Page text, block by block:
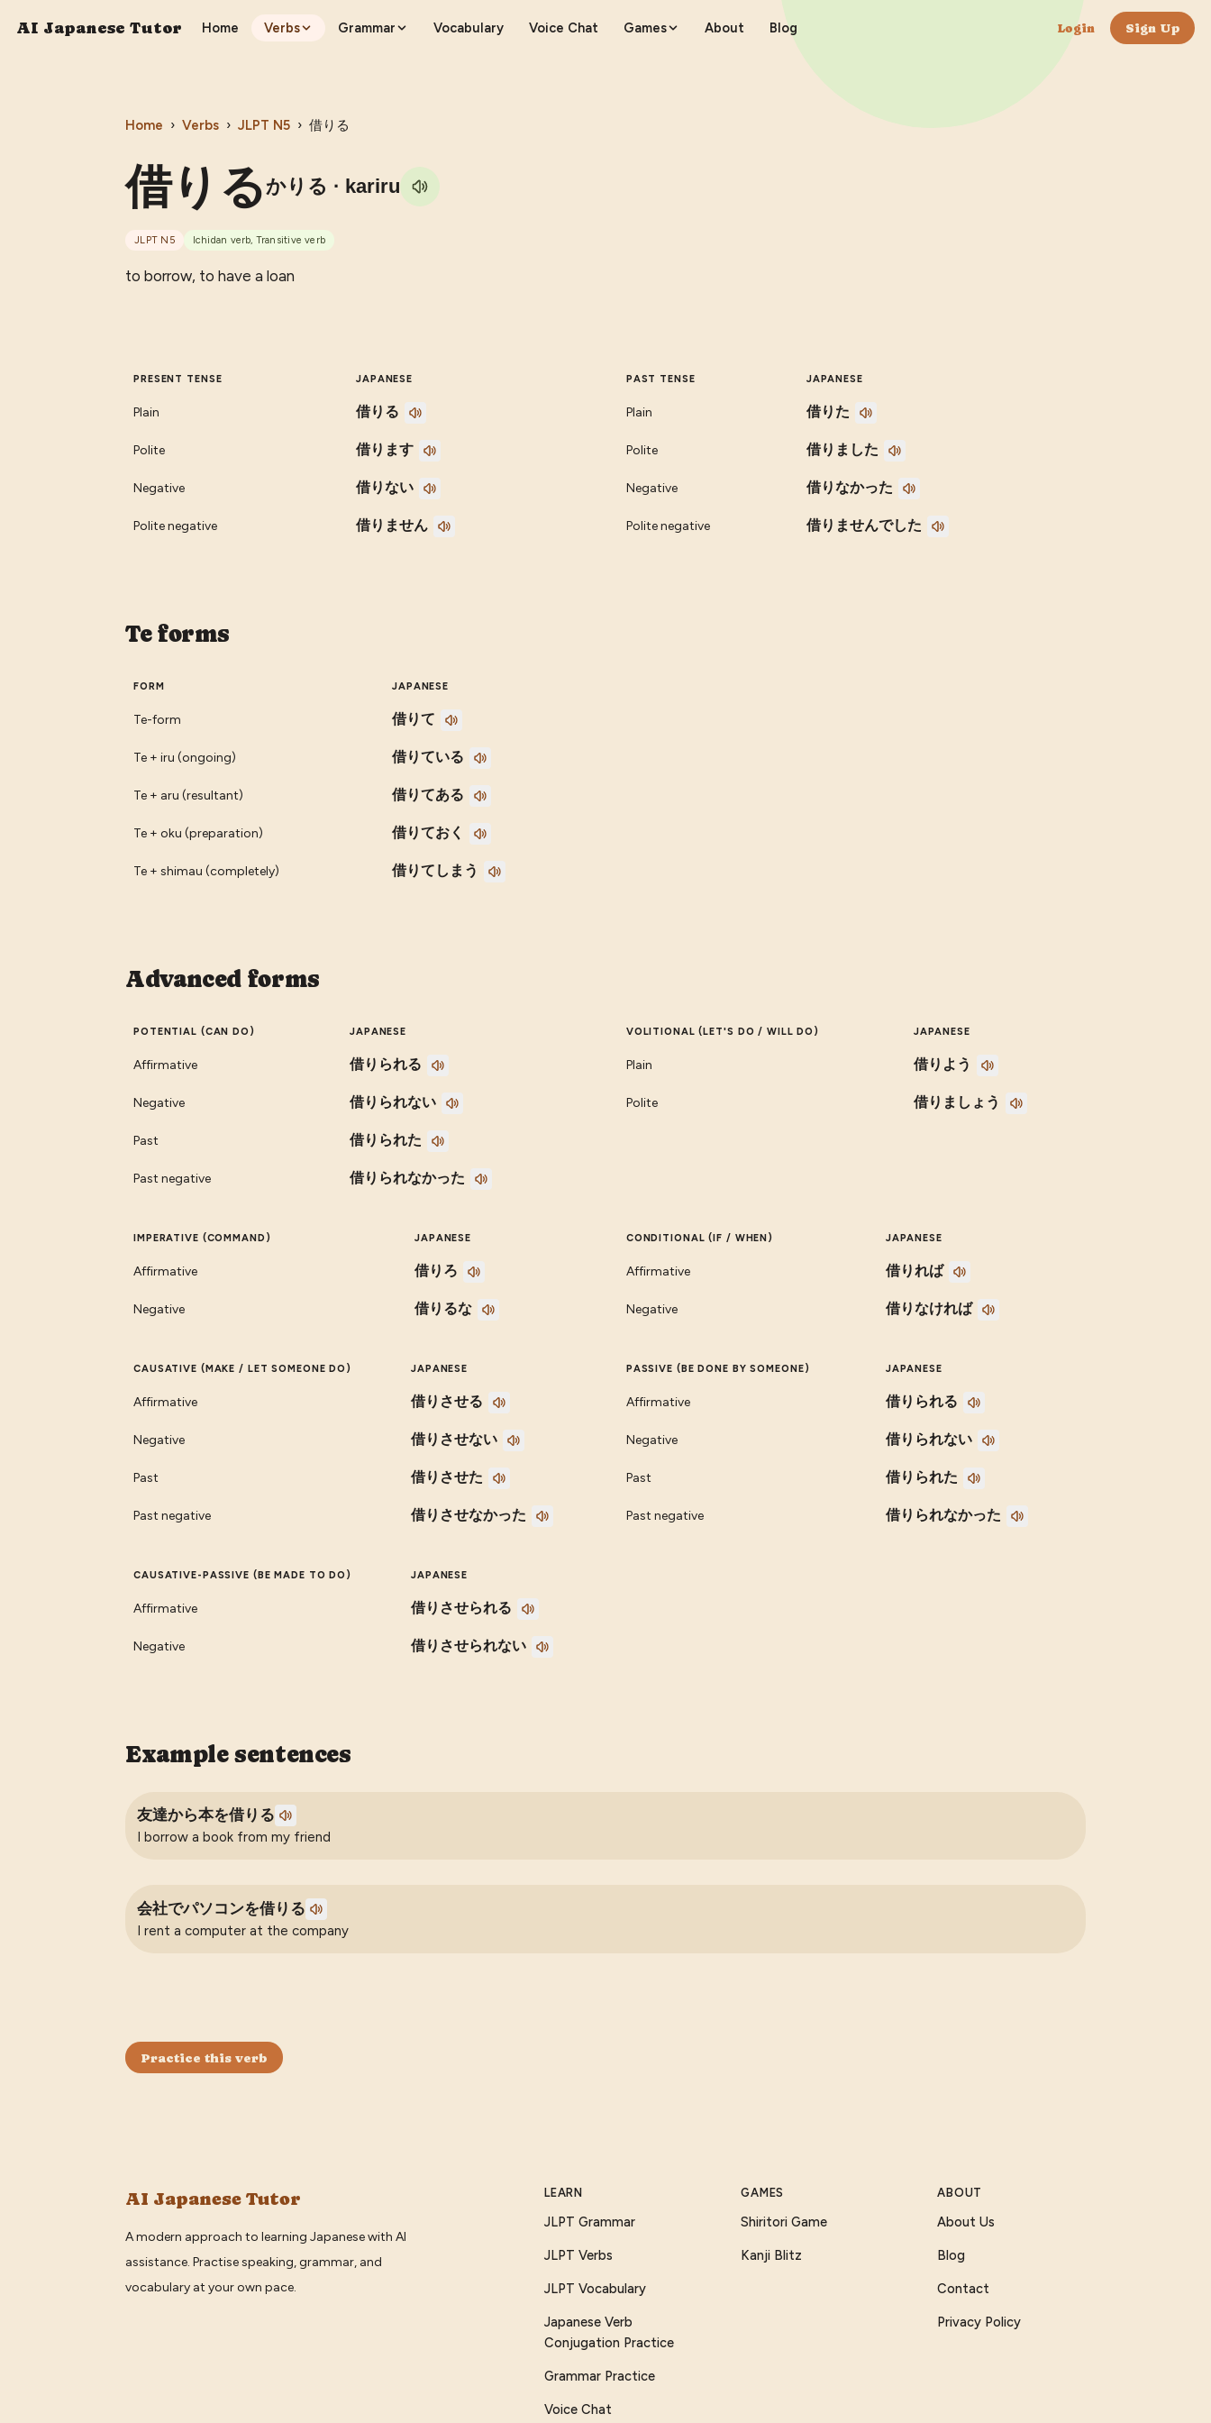
AI Japanese Tutor Home Verbs Grammar Vocabulary Voice Chat Games About Blog Login Sign Up
Home › Verbs › JLPT N5 › 借りる
借りる かりる · kariru
JLPT N5 Ichidan verb, Transitive verb
to borrow, to have a loan
PRESENT TENSE JAPANESE
Plain 借りる
Polite 借ります
Negative 借りない
Polite negative 借りません
PAST TENSE JAPANESE
Plain 借りた
Polite 借りました
Negative 借りなかった
Polite negative 借りませんでした
Te forms
FORM JAPANESE
Te-form 借りて
Te + iru (ongoing) 借りている
Te + aru (resultant) 借りてある
Te + oku (preparation) 借りておく
Te + shimau (completely) 借りてしまう
Advanced forms
POTENTIAL (CAN DO) JAPANESE
Affirmative 借りられる
Negative 借りられない
Past 借りられた
Past negative 借りられなかった
VOLITIONAL (LET'S DO / WILL DO) JAPANESE
Plain 借りよう
Polite 借りましょう
IMPERATIVE (COMMAND) JAPANESE
Affirmative 借りろ
Negative 借りるな
CONDITIONAL (IF / WHEN) JAPANESE
Affirmative 借りれば
Negative 借りなければ
CAUSATIVE (MAKE / LET SOMEONE DO) JAPANESE
Affirmative 借りさせる
Negative 借りさせない
Past 借りさせた
Past negative 借りさせなかった
PASSIVE (BE DONE BY SOMEONE) JAPANESE
Affirmative 借りられる
Negative 借りられない
Past 借りられた
Past negative 借りられなかった
CAUSATIVE-PASSIVE (BE MADE TO DO) JAPANESE
Affirmative 借りさせられる
Negative 借りさせられない
Example sentences
友達から本を借りる
I borrow a book from my friend
会社でパソコンを借りる
I rent a computer at the company
Practice this verb
AI Japanese Tutor
A modern approach to learning Japanese with AI
assistance. Practise speaking, grammar, and
vocabulary at your own pace.
LEARN
JLPT Grammar
JLPT Verbs
JLPT Vocabulary
Japanese Verb
Conjugation Practice
Grammar Practice
Voice Chat
GAMES
Shiritori Game
Kanji Blitz
ABOUT
About Us
Blog
Contact
Privacy Policy